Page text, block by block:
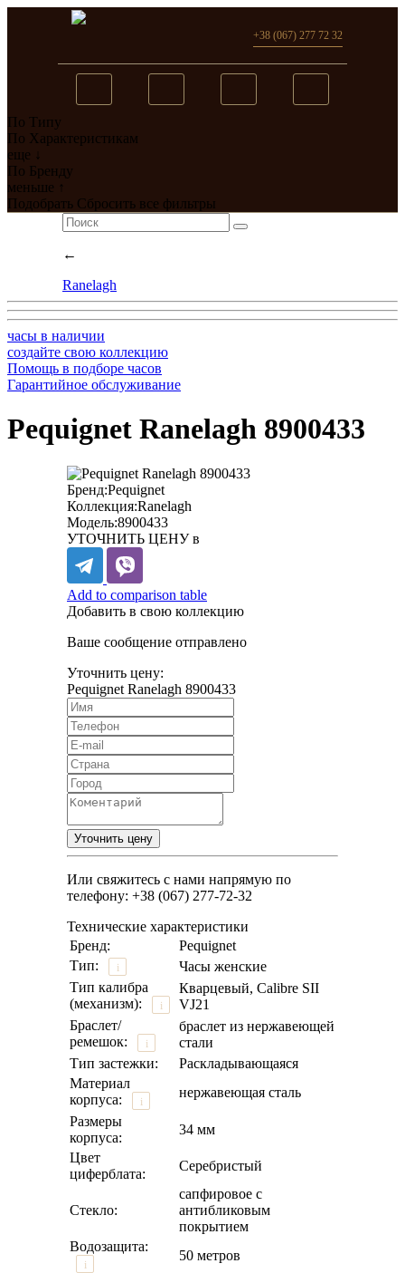
Вы добавили в сравнение
перейти
+38 (067) 277 72 32
По Типу
По Характеристикам
еще ↓
По Бренду
меньше ↑
Подобрать Сбросить все фильтры
←
Ranelagh
часы в наличии
создайте свою коллекцию
Помощь в подборе часов
Гарантийное обслуживание
Pequignet Ranelagh 8900433
Бренд:Pequignet
Коллекция:Ranelagh
Модель:8900433
УТОЧНИТЬ ЦЕНУ в
Add to comparison table
Добавить в свою коллекцию
Ваше сообщение отправлено
Уточнить цену:
Pequignet Ranelagh 8900433
Или свяжитесь с нами напрямую по
телефону: +38 (067) 277-72-32
Технические характеристики
Бренд:
Pequignet
Тип:
i
Часы женские
Тип калибра
(механизм):
i
Кварцевый, Calibre SII
VJ21
Браслет/
ремешок:
i
браслет из нержавеющей
стали
Тип застежки:
Раскладывающаяся
Материал
корпуса:
i
нержавеющая сталь
Размеры
корпуса:
34 мм
Цвет
циферблата:
Серебристый
Стекло:
сапфировое с
антибликовым
покрытием
Водозащита:
i
50 метров